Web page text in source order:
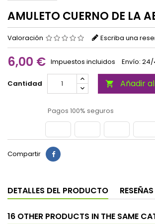
AMULETO CUERNO DE LA
Valoración Escriba una
6,00 € Impuestos incluidos Envío:
Cantidad  Añadir
Pagos 100% seguros
Compartir
DETALLES DEL PRODUCTO RESEÑAS
16 OTHER PRODUCTS IN THE SAME